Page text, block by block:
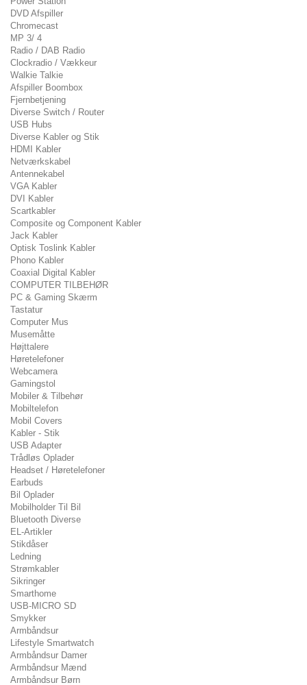
DVD Afspiller
Chromecast
MP 3/ 4
Radio / DAB Radio
Clockradio / Vækkeur
Walkie Talkie
Afspiller Boombox
Fjernbetjening
Diverse Switch / Router
USB Hubs
Diverse Kabler og Stik
HDMI Kabler
Netværkskabel
Antennekabel
VGA Kabler
DVI Kabler
Scartkabler
Composite og Component Kabler
Jack Kabler
Optisk Toslink Kabler
Phono Kabler
Coaxial Digital Kabler
COMPUTER TILBEHØR
PC & Gaming Skærm
Tastatur
Computer Mus
Musemåtte
Højttalere
Høretelefoner
Webcamera
Gamingstol
Mobiler & Tilbehør
Mobiltelefon
Mobil Covers
Kabler - Stik
USB Adapter
Trådløs Oplader
Headset / Høretelefoner
Earbuds
Bil Oplader
Mobilholder Til Bil
Bluetooth Diverse
EL-Artikler
Stikdåser
Ledning
Strømkabler
Sikringer
Smarthome
USB-MICRO SD
Smykker
Armbåndsur
Lifestyle Smartwatch
Armbåndsur Damer
Armbåndsur Mænd
Armbåndsur Børn